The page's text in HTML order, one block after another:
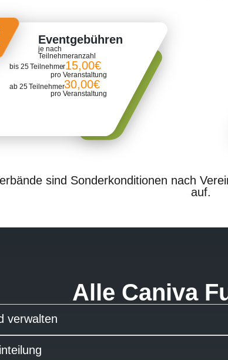
Eventgebühren
je nach
Teilnehmeranzahl
bis 25 Teilnehmer15,00€
pro Veranstaltung
ab 25 Teilnehmer30,00€
pro Veranstaltung
sind Sonderkonditionen nach
auf.
Alle Caniva
verwalten